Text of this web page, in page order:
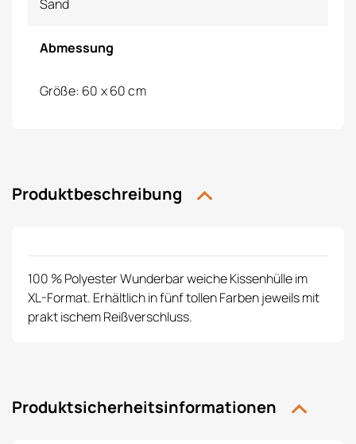
Sand
Abmessung
Größe: 60 x 60 cm
Produktbeschreibung
100 % Polyester Wunderbar weiche Kissenhülle im
XL-Format. Erhältlich in fünf tollen Farben jeweils mit
prakt ischem Reißverschluss.
Produktsicherheitsinformationen